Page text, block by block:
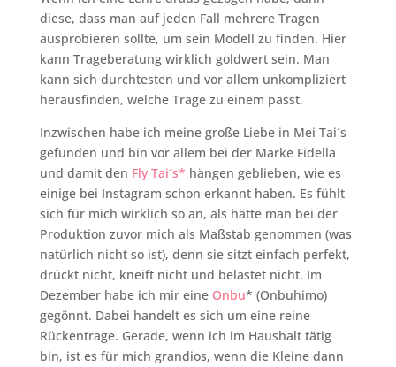
diese, dass man auf jeden Fall mehrere Tragen
ausprobieren sollte, um sein Modell zu finden. Hier
kann Trageberatung wirklich goldwert sein. Man
kann sich durchtesten und vor allem unkompliziert
herausfinden, welche Trage zu einem passt.
Inzwischen habe ich meine große Liebe in Mei Tai´s
gefunden und bin vor allem bei der Marke Fidella
und damit den Fly Tai´s* hängen geblieben, wie es
einige bei Instagram schon erkannt haben. Es fühlt
sich für mich wirklich so an, als hätte man bei der
Produktion zuvor mich als Maßstab genommen (was
natürlich nicht so ist), denn sie sitzt einfach perfekt,
drückt nicht, kneift nicht und belastet nicht. Im
Dezember habe ich mir eine Onbu* (Onbuhimo)
gegönnt. Dabei handelt es sich um eine reine
Rückentrage. Gerade, wenn ich im Haushalt tätig
bin, ist es für mich grandios, wenn die Kleine dann